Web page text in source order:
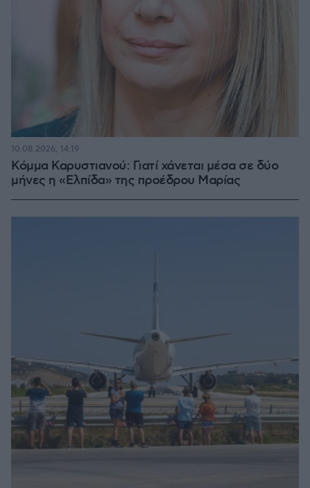
Κόμμα Καρυστιανού: Γιατί χάνεται μέσα σε δύο
μήνες η «Ελπίδα» της προέδρου Μαρίας
10.08.2026, 14:19